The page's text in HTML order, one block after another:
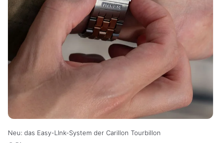
Neu: das Easy-LInk-System der Carillon Tourbillon